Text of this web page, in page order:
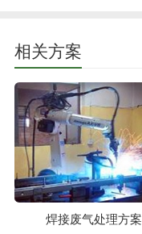
相关方案
焊接废气处理方案